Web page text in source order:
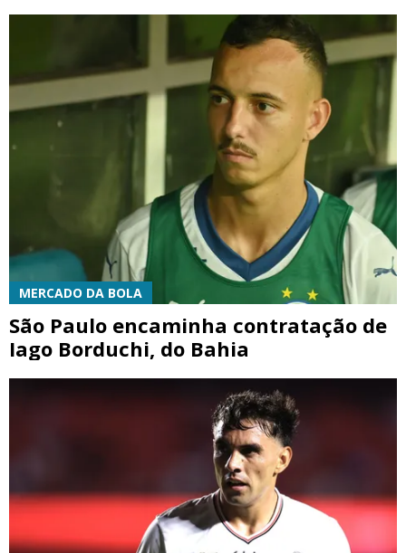
MERCADO DA BOLA
São Paulo encaminha contratação de
Iago Borduchi, do Bahia